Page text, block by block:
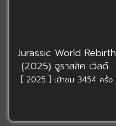
Jurassic World Rebirth
(2025) จูราสสิค เวิลด์..
[ 2025 ] เข้าชม 3454 ครั้ง